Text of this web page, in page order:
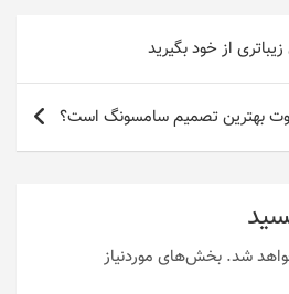
از خود بگیرید
بهترین تصمیم سامسونگ است؟
شد. بخش‌های موردنیاز